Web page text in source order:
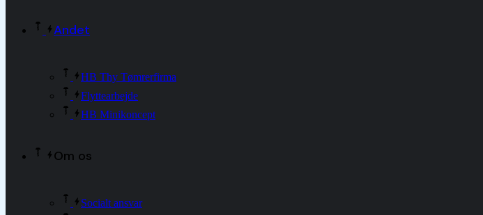
Andet
HB Thy Tømrerfirma
Flyttearbejde
HB Minikoncept
Om os
Socialt ansvar